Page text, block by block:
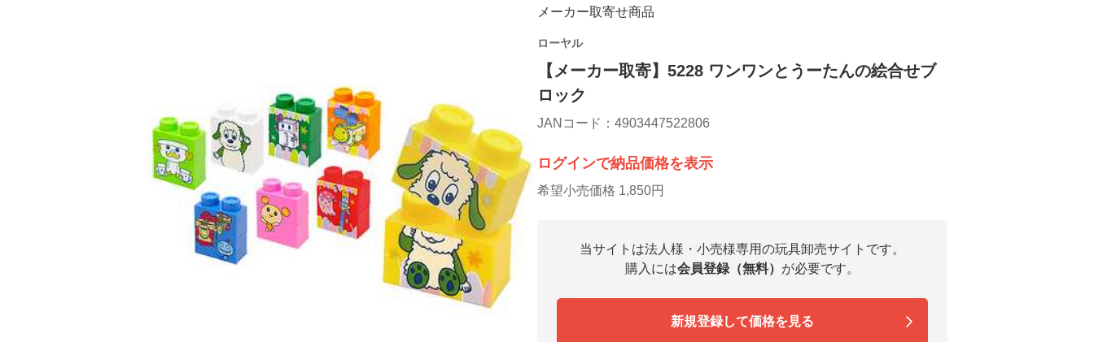
メーカー取寄せ商品
ローヤル
【メーカー取寄】5228 ワンワンとうーたんの絵合せブ
ロック
JANコード：4903447522806
ログインで納品価格を表示
希望小売価格 1,850円
当サイトは法人様・小売様専用の玩具卸売サイトです。
購入には会員登録（無料） が必要です。
新規登録して価格を見る